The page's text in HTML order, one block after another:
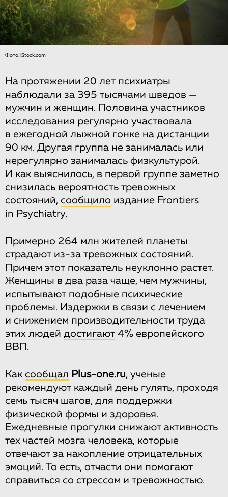
Фото: iStock.com
На протяжении 20 лет психиатры
наблюдали за 395 тысячами шведов —
мужчин и женщин. Половина участников
исследования регулярно участвовала
в ежегодной лыжной гонке на дистанции
90 км. Другая группа не занималась или
нерегулярно занималась физкультурой.
И как выяснилось, в первой группе заметно
снизилась вероятность тревожных
состояний, сообщило издание Frontiers
in Psychiatry.
Примерно 264 млн жителей планеты
страдают из-за тревожных состояний.
Причем этот показатель неуклонно растет.
Женщины в два раза чаще, чем мужчины,
испытывают подобные психические
проблемы. Издержки в связи с лечением
и снижением производительности труда
этих людей достигают 4% европейского
ВВП.
Как сообщал Plus-one.ru, ученые
рекомендуют каждый день гулять, проходя
семь тысяч шагов, для поддержки
физической формы и здоровья.
Ежедневные прогулки снижают активность
тех частей мозга человека, которые
отвечают за накопление отрицательных
эмоций. То есть, отчасти они помогают
справиться со стрессом и тревожностью.